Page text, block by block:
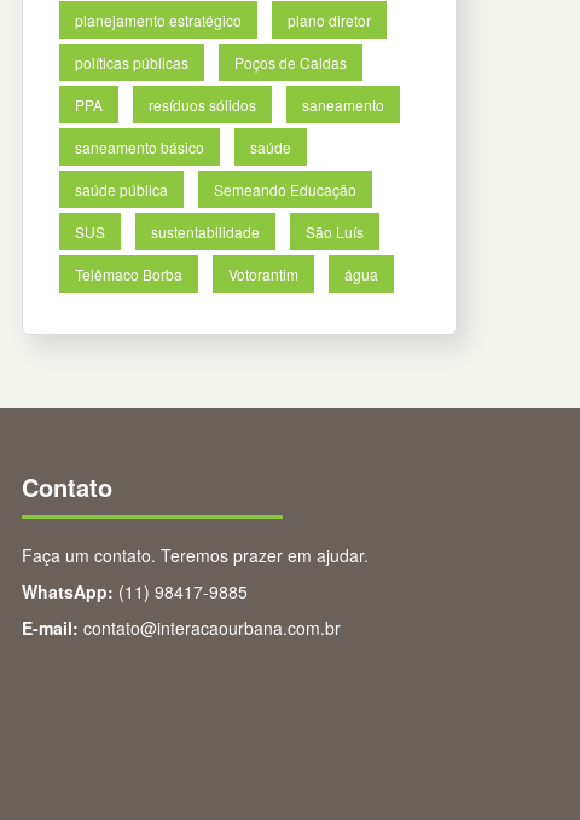
planejamento estratégico plano diretor
políticas públicas Poços de Caldas
PPA resíduos sólidos saneamento
saneamento básico saúde
saúde pública Semeando Educação
SUS sustentabilidade São Luís
Telêmaco Borba Votorantim água
Contato
Faça um contato. Teremos prazer em ajudar.
WhatsApp: (11) 98417-9885
E-mail: contato@interacaourbana.com.br